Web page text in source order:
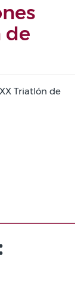
de
Triatlón de